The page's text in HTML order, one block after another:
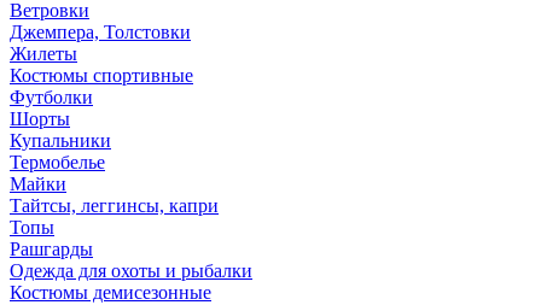
Ветровки
Джемпера, Толстовки
Жилеты
Костюмы спортивные
Футболки
Шорты
Купальники
Термобелье
Майки
Тайтсы, леггинсы, капри
Топы
Рашгарды
Одежда для охоты и рыбалки
Костюмы демисезонные